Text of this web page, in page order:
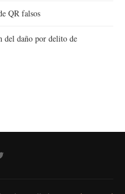
QR falsos
del daño por delito de